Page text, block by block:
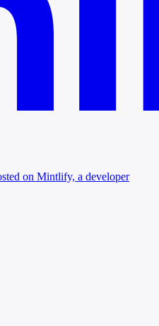
on Mintlify, a developer